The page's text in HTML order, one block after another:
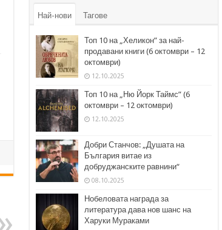
Най-нови Тагове
Топ 10 на „Хеликон” за най-
продавани книги (6 октомври – 12
октомври)
12.10.2025
Топ 10 на „Ню Йорк Таймс” (6
октомври – 12 октомври)
12.10.2025
Добри Станчов: „Душата на
България витае из
добруджанските равнини“
08.10.2025
Нобеловата награда за
литература дава нов шанс на
Харуки Мураками